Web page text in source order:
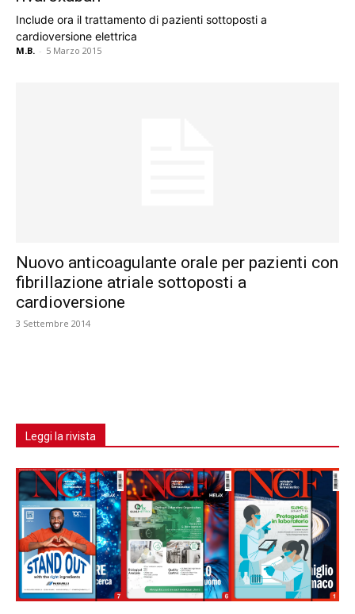
Include ora il trattamento di pazienti sottoposti a
cardioversione elettrica
M.B. - 5 Marzo 2015
Nuovo anticoagulante orale per pazienti con
fibrillazione atriale sottoposti a
cardioversione
3 Settembre 2014
Leggi la rivista